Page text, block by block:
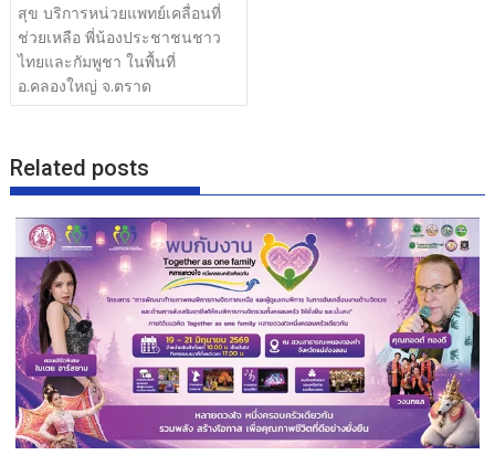
สุข บริการหน่วยแพทย์เคลื่อนที่
ช่วยเหลือ พี่น้องประชาชนชาว
ไทยและกัมพูชา ในพื้นที่
อ.คลองใหญ่ จ.ตราด
Related posts